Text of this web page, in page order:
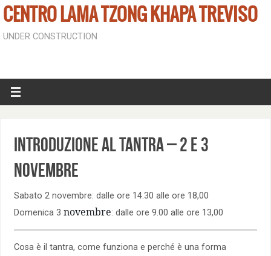
CENTRO LAMA TZONG KHAPA TREVISO
UNDER CONSTRUCTION
Introduzione al Tantra – 2 e 3
novembre
Sabato 2 novembre: dalle ore 14.30 alle ore 18,00
Domenica 3 novembre: dalle ore 9.00 alle ore 13,00
Cosa è il tantra, come funziona e perché è una forma